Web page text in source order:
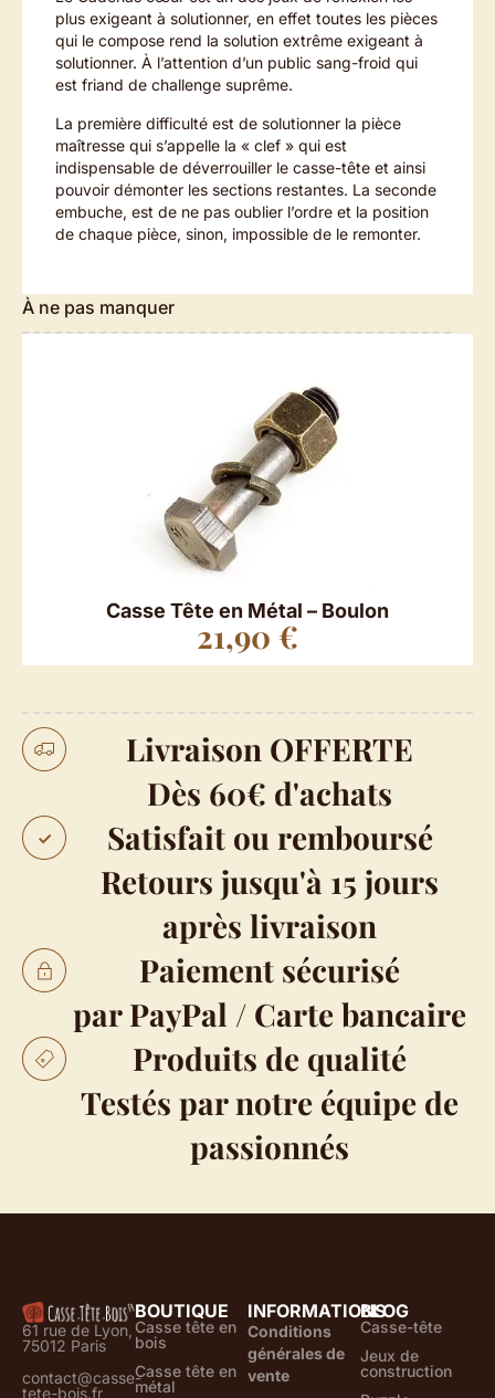
plus exigeant à solutionner, en effet toutes les pièces
qui le compose rend la solution extrême exigeant à
solutionner. À l’attention d’un public sang-froid qui
est friand de challenge suprême.
La première difficulté est de solutionner la pièce
maîtresse qui s’appelle la « clef » qui est
indispensable de déverrouiller le casse-tête et ainsi
pouvoir démonter les sections restantes. La seconde
embuche, est de ne pas oublier l’ordre et la position
de chaque pièce, sinon, impossible de le remonter.
À ne pas manquer
Casse Tête en Métal – Boulon
21,90 €
Livraison OFFERTE
Dès 60€ d'achats
Satisfait ou remboursé
Retours jusqu'à 15 jours
après livraison
Paiement sécurisé
par PayPal / Carte bancaire
Produits de qualité
Testés par notre équipe de
passionnés
61 rue de Lyon,
75012 Paris
contact@casse-
tete-bois.fr
BOUTIQUE
Casse tête en
bois
Casse tête en
métal
INFORMATIONS
Conditions
générales de
vente
BLOG
Casse-tête
Jeux de
construction